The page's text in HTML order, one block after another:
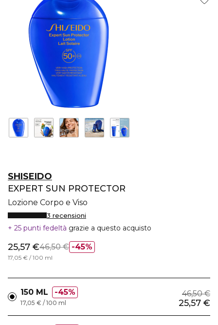
SHISEIDO
EXPERT SUN PROTECTOR
Lozione Corpo e Viso
3 recensioni
25 punti fedeltà grazie a questo acquisto
45%
25,57 €46,50 €
17,05 € / 100 ml
150 ML 45% 46,50 €
25,57 €
17,05 € / 100 ml